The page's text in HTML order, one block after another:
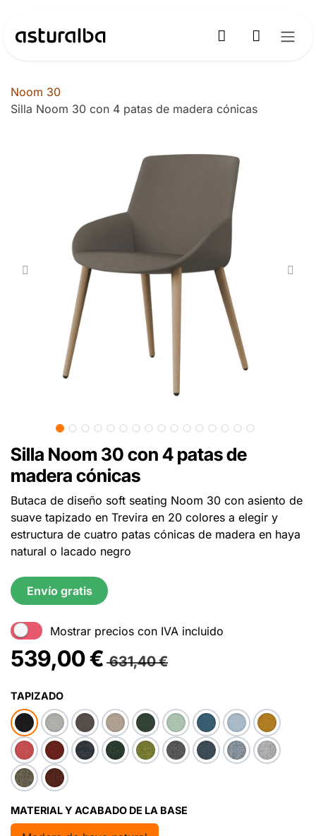
Noom 30
Silla Noom 30 con 4 patas de madera cónicas
Silla Noom 30 con 4 patas de
madera cónicas
Butaca de diseño soft seating Noom 30 con asiento de
suave tapizado en Trevira en 20 colores a elegir y
estructura de cuatro patas cónicas de madera en haya
natural o lacado negro
Envío gratis
Mostrar precios con IVA incluido
539,00€ 631,40€
TAPIZADO
MATERIAL Y ACABADO DE LA BASE